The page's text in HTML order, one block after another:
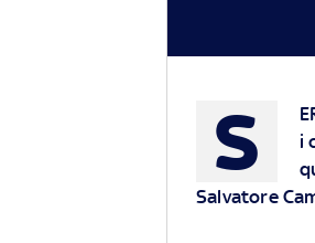
S
i
Salvatore